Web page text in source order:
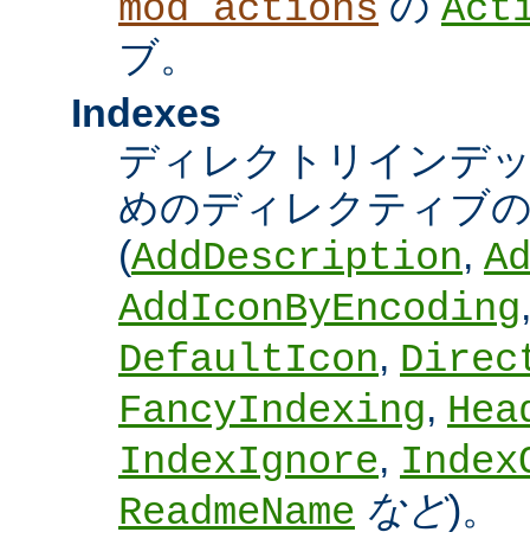
mod_actions
ブ。
Indexes
ディレクトリインデ
めのディレクティブ
(AddDescription,
AddIconByEncoding
DefaultIcon,
FancyIndexing,
IndexIgnore,
ReadmeName など)。